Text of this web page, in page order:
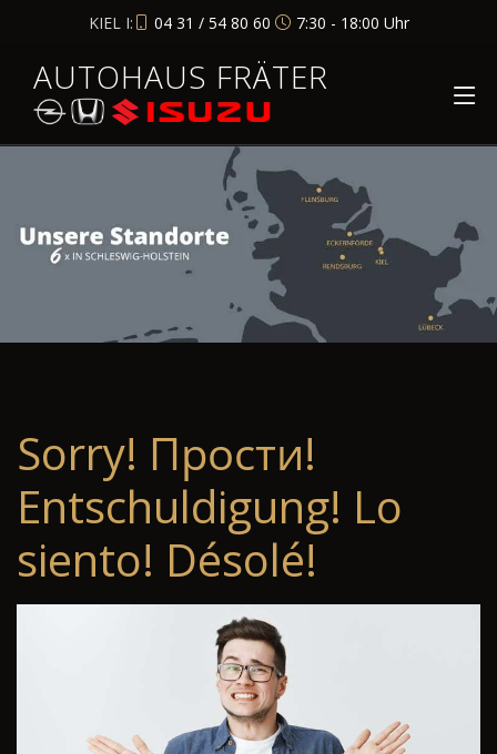
KIEL I: 04 31 / 54 80 60 7:30 - 18:00 Uhr
AUTOHAUS FRÄTER
Sorry! Прости!
Entschuldigung! Lo
siento! Désolé!